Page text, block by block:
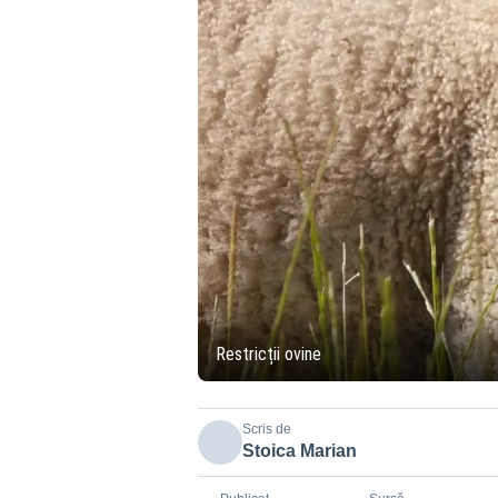
Restricții ovine
Scris de
Stoica Marian